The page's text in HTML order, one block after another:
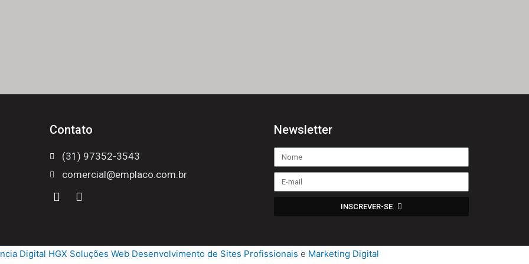
Contato
(31) 97352-3543
comercial@emplaco.com.br
Newsletter
INSCREVER-SE
Digital HGX Soluções Web Desenvolvimento de Sites Profissionais e Marketing Digital